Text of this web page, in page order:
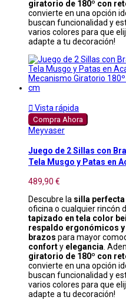
giratorio de 180º con
convierte en una opción
buscan funcionalidad y
varios colores para que
adapte a tu decoración!
 Vista rápida
Compra Ahora
Meyvaser
Juego de 2 Sillas con
Tela Musgo y Patas en
489,90 €
Descubre la silla perfecta
oficina o cualquier rincón
tapizado en tela color
respaldo ergonómicos
brazos para mayor
conforty elegancia.
giratorio de 180º con
convierte en una opción
buscan funcionalidad y
varios colores para que
adapte a tu decoración!